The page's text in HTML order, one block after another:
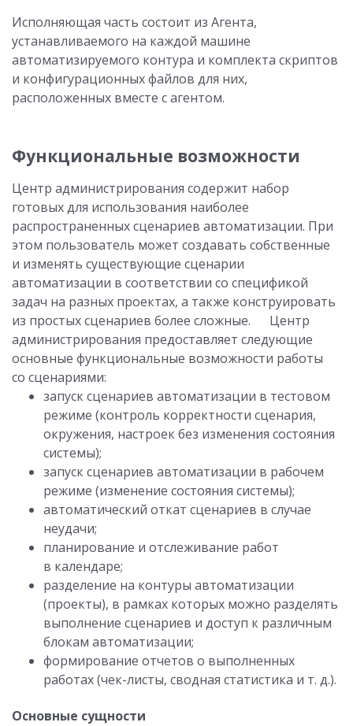
Исполняющая часть состоит из Агента,
устанавливаемого на каждой машине
автоматизируемого контура и комплекта скриптов
и конфигурационных файлов для них,
расположенных вместе с агентом.
Функциональные возможности
Центр администрирования содержит набор
готовых для использования наиболее
распространенных сценариев автоматизации. При
этом пользователь может создавать собственные
и изменять существующие сценарии
автоматизации в соответствии со спецификой
задач на разных проектах, а также конструировать
из простых сценариев более сложные. Центр
администрирования предоставляет следующие
основные функциональные возможности работы
со сценариями:
запуск сценариев автоматизации в тестовом
режиме (контроль корректности сценария,
окружения, настроек без изменения состояния
системы);
запуск сценариев автоматизации в рабочем
режиме (изменение состояния системы);
автоматический откат сценариев в случае
неудачи;
планирование и отслеживание работ
в календаре;
разделение на контуры автоматизации
(проекты), в рамках которых можно разделять
выполнение сценариев и доступ к различным
блокам автоматизации;
формирование отчетов о выполненных
работах (чек-листы, сводная статистика и т. д.).
Основные сущности